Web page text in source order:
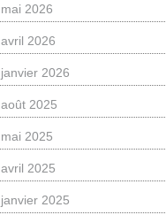
mai 2026
avril 2026
janvier 2026
août 2025
mai 2025
avril 2025
janvier 2025